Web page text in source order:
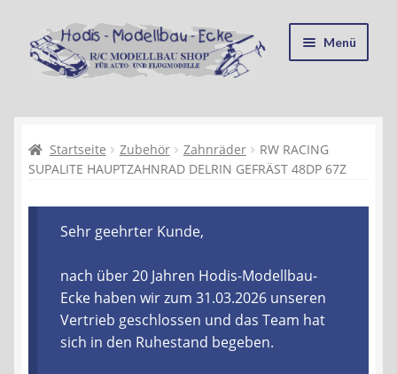
Zur
Navigation
springen
Zum
Inhalt
springen
Menü
Kasse
Recycling, Entsorgung und Umwelt
Shop
Warenkorb
Startseite Zubehör Zahnräder
RW RACING
SUPALITE HAUPTZAHNRAD DELRIN GEFRÄST 48DP 67Z
Sehr geehrter Kunde,
nach über 20 Jahren Hodis-Modellbau-
Ecke haben wir zum 31.03.2026 unseren
Vertrieb geschlossen und das Team hat
sich in den Ruhestand begeben.